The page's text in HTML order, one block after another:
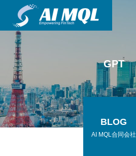
GPT
BLOG
AI MQL合同会社